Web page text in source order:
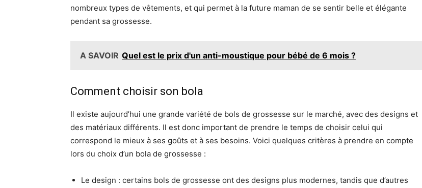
nombreux types de vêtements, et qui permet à la future maman de se sentir belle et élégante
pendant sa grossesse.
A SAVOIR Quel est le prix d'un anti-moustique pour bébé de 6 mois ?
Comment choisir son bola
Il existe aujourd’hui une grande variété de bols de grossesse sur le marché, avec des designs et
des matériaux différents. Il est donc important de prendre le temps de choisir celui qui
correspond le mieux à ses goûts et à ses besoins. Voici quelques critères à prendre en compte
lors du choix d’un bola de grossesse :
Le design : certains bols de grossesse ont des designs plus modernes, tandis que d’autres